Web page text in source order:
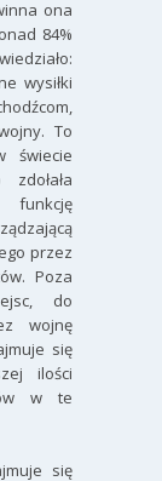
ona
84%
wysiłki
To
świecie
funkcję
przez
Poza
do
wojnę
się
ilości
w te
się